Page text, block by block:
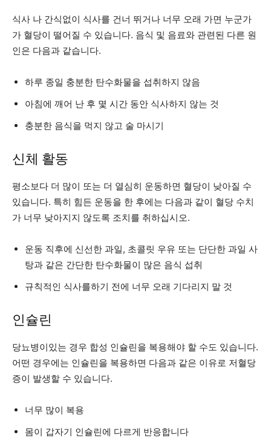
식사 나 간식없이 식사를 건너 뛰거나 너무 오래 가면 누군가
가 혈당이 떨어질 수 있습니다. 음식 및 음료와 관련된 다른 원
인은 다음과 같습니다.
하루 종일 충분한 탄수화물을 섭취하지 않음
아침에 깨어 난 후 몇 시간 동안 식사하지 않는 것
충분한 음식을 먹지 않고 술 마시기
신체 활동
평소보다 더 많이 또는 더 열심히 운동하면 혈당이 낮아질 수
있습니다. 특히 힘든 운동을 한 후에는 다음과 같이 혈당 수치
가 너무 낮아지지 않도록 조치를 취하십시오.
운동 직후에 신선한 과일, 초콜릿 우유 또는 단단한 과일 사
탕과 같은 간단한 탄수화물이 많은 음식 섭취
규칙적인 식사를하기 전에 너무 오래 기다리지 말 것
인슐린
당뇨병이있는 경우 합성 인슐린을 복용해야 할 수도 있습니다.
어떤 경우에는 인슐린을 복용하면 다음과 같은 이유로 저혈당
증이 발생할 수 있습니다.
너무 많이 복용
몸이 갑자기 인슐린에 다르게 반응합니다